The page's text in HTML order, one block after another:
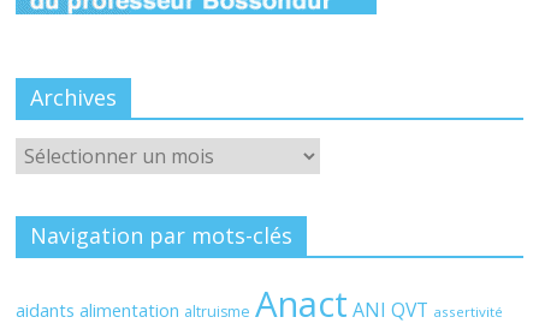
Archives
Archives
Navigation par mots-clés
aidants alimentation altruisme Anact ANI QVT assertivité